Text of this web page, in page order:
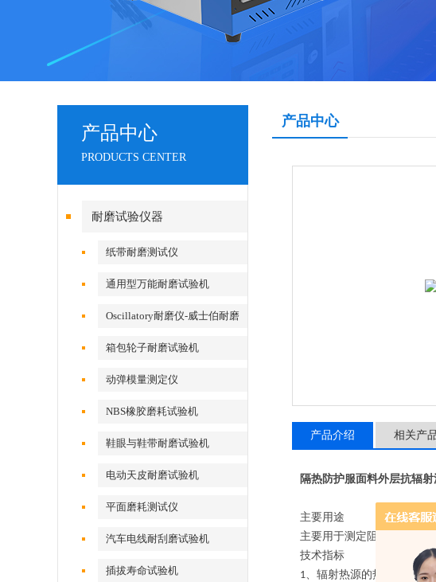
产品中心
PRODUCTS CENTER
耐磨试验仪器
纸带耐磨测试仪
通用型万能耐磨试验机
Oscillatory耐磨仪-威士伯耐磨
试验机
箱包轮子耐磨试验机
动弹模量测定仪
NBS橡胶磨耗试验机
鞋眼与鞋带耐磨试验机
电动天皮耐磨试验机
平面磨耗测试仪
汽车电线耐刮磨试验机
插拔寿命试验机
产品中心
产品介绍 相关产
隔热防护服面料外层抗辐
主要用途
主要用于测定阻燃防护服
技术指标
1、辐射热源的热通量：辐